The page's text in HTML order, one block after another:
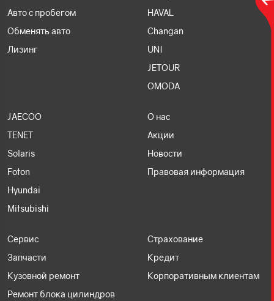
Авто с пробегом
Обменять авто
Лизинг
HAVAL
Changan
UNI
JETOUR
OMODA
JAECOO
TENET
Solaris
Foton
Hyundai
Mitsubishi
О нас
Акции
Новости
Правовая информация
Сервис
Запчасти
Кузовной ремонт
Ремонт блока цилиндров
Страхование
Кредит
Корпоративным клиентам